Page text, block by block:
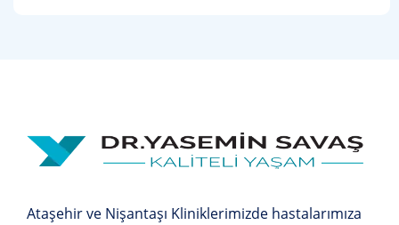
Ataşehir ve Nişantaşı Kliniklerimizde hastalarımıza